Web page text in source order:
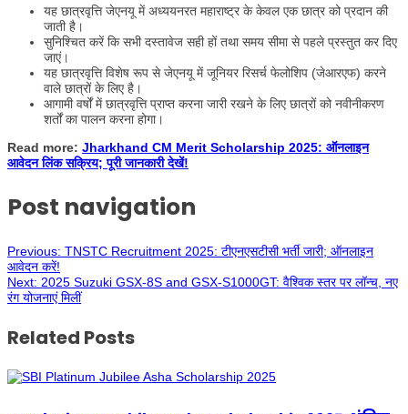
यह छात्रवृत्ति जेएनयू में अध्ययनरत महाराष्ट्र के केवल एक छात्र को प्रदान की
जाती है।
सुनिश्चित करें कि सभी दस्तावेज सही हों तथा समय सीमा से पहले प्रस्तुत कर दिए
जाएं।
यह छात्रवृत्ति विशेष रूप से जेएनयू में जूनियर रिसर्च फेलोशिप (जेआरएफ) करने
वाले छात्रों के लिए है।
आगामी वर्षों में छात्रवृत्ति प्राप्त करना जारी रखने के लिए छात्रों को नवीनीकरण
शर्तों का पालन करना होगा।
Read more: Jharkhand CM Merit Scholarship 2025: ऑनलाइन
आवेदन लिंक सक्रिय; पूरी जानकारी देखें!
Post navigation
Previous: TNSTC Recruitment 2025: टीएनएसटीसी भर्ती जारी; ऑनलाइन
आवेदन करें!
Next: 2025 Suzuki GSX-8S and GSX-S1000GT: वैश्विक स्तर पर लॉन्च, नए
रंग योजनाएं मिलीं
Related Posts